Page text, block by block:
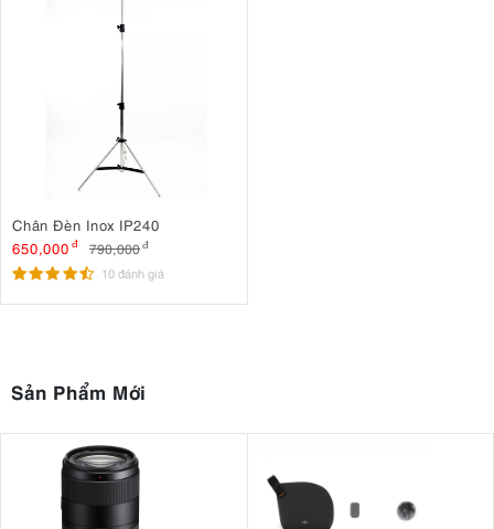
Chân Đèn Inox IP240
650,000 đ 790,000đ
10 đánh giá
Sản Phẩm Mới